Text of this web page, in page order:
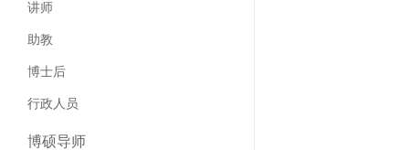
讲师
助教
博士后
行政人员
博硕导师